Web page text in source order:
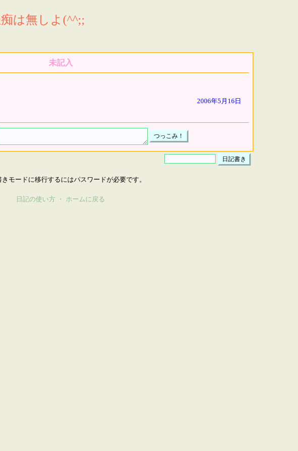
は無しよ(^^;;
未記入
2006年5月16日
モードに移行するにはパスワードが必要です。
日記の使い方 ・ ホームに戻る